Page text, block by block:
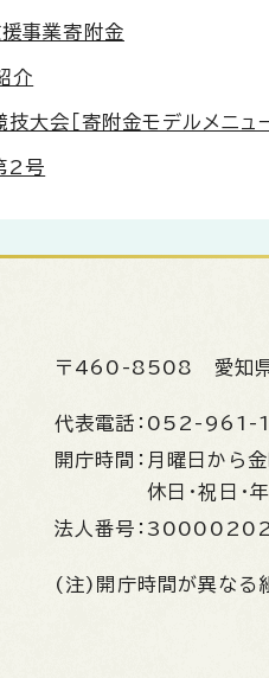
援事業寄附金
介
技大会［寄附金モデルメニュ
2号
〒460-8508 愛知
代表電話： 052-961-
開庁時間： 月曜日から
休日・祝日・
法人番号：
(注)開庁時間が異なる